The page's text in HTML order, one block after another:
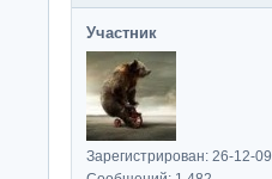
Участник
Зарегистрирован: 26-12-09